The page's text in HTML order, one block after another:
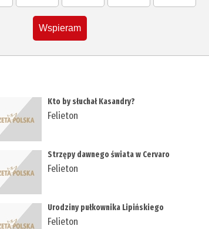
Wspieram
Kto by słuchał Kasandry?
Felieton
Strzępy dawnego świata w Cervaro
Felieton
Urodziny pułkownika Lipińskiego
Felieton